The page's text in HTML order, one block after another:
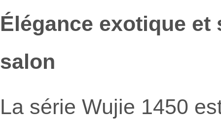
Élégance exotique
salon
La série Wujie 1450